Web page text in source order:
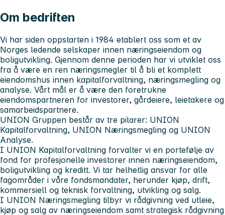
Om bedriften
Vi har siden oppstarten i 1984 etablert oss som et av
Norges ledende selskaper innen næringseiendom og
boligutvikling. Gjennom denne perioden har vi utviklet oss
fra å være en ren næringsmegler til å bli et komplett
eiendomshus innen kapitalforvaltning, næringsmegling og
analyse. Vårt mål er å være den foretrukne
eiendomspartneren for investorer, gårdeiere, leietakere og
samarbeidspartnere.
UNION Gruppen består av tre pilarer: UNION
Kapitalforvaltning, UNION Næringsmegling og UNION
Analyse.
I UNION Kapitalforvaltning forvalter vi en portefølje av
fond for profesjonelle investorer innen næringseiendom,
boligutvikling og kreditt. Vi tar helhetlig ansvar for alle
fagområder i våre fondsmandater, herunder kjøp, drift,
kommersiell og teknisk forvaltning, utvikling og salg.
I UNION Næringsmegling tilbyr vi rådgivning ved utleie,
kjøp og salg av næringseiendom samt strategisk rådgivning